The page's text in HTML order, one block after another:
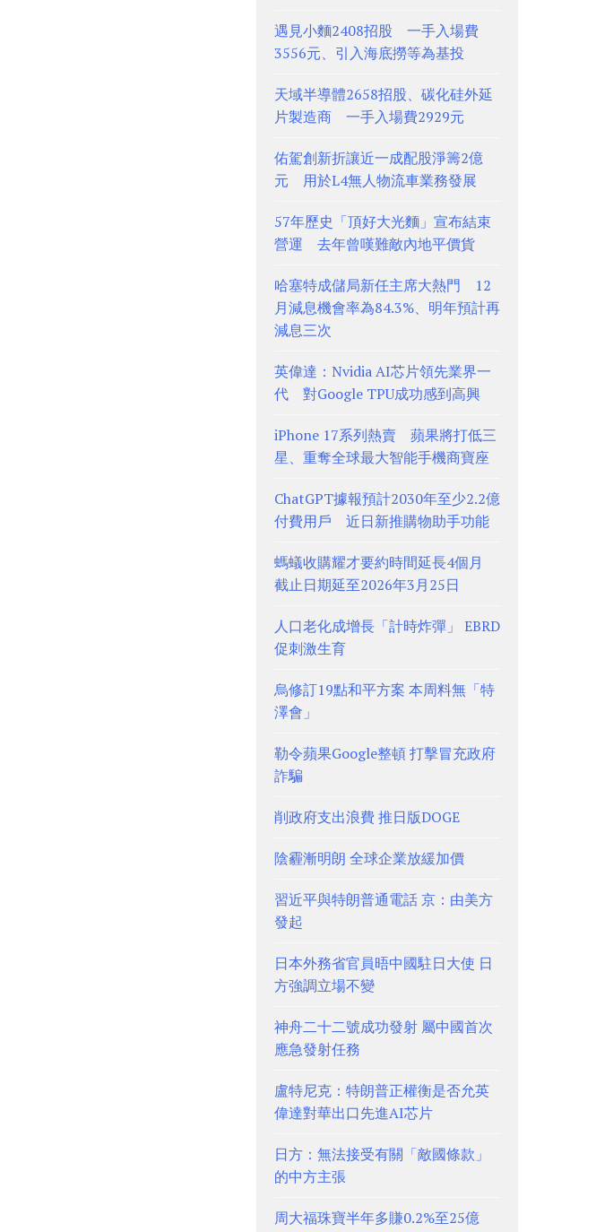
遇見小麵2408招股 一手入場費
3556元、引入海底撈等為基投
天域半導體2658招股、碳化硅外延
片製造商 一手入場費2929元
佑駕創新折讓近一成配股淨籌2億
元 用於L4無人物流車業務發展
57年歷史「頂好大光麵」宣布結束
營運 去年曾嘆難敵內地平價貨
哈塞特成儲局新任主席大熱門 12
月減息機會率為84.3%、明年預計再
減息三次
英偉達：Nvidia AI芯片領先業界一
代 對Google TPU成功感到高興
iPhone 17系列熱賣 蘋果將打低三
星、重奪全球最大智能手機商寶座
ChatGPT據報預計2030年至少2.2億
付費用戶 近日新推購物助手功能
螞蟻收購耀才要約時間延長4個月
截止日期延至2026年3月25日
人口老化成增長「計時炸彈」 EBRD
促刺激生育
烏修訂19點和平方案 本周料無「特
澤會」
勒令蘋果Google整頓 打擊冒充政府
詐騙
削政府支出浪費 推日版DOGE
陰霾漸明朗 全球企業放緩加價
習近平與特朗普通電話 京：由美方
發起
日本外務省官員晤中國駐日大使 日
方強調立場不變
神舟二十二號成功發射 屬中國首次
應急發射任務
盧特尼克：特朗普正權衡是否允英
偉達對華出口先進AI芯片
日方：無法接受有關「敵國條款」
的中方主張
周大福珠寶半年多賺0.2%至25億